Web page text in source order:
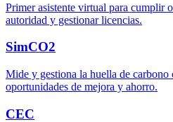
Primer asistente virtual para cumplir
autoridad y gestionar licencias.
SimCO2
Mide y gestiona la huella de
oportunidades de mejora y ahorro.
CEC